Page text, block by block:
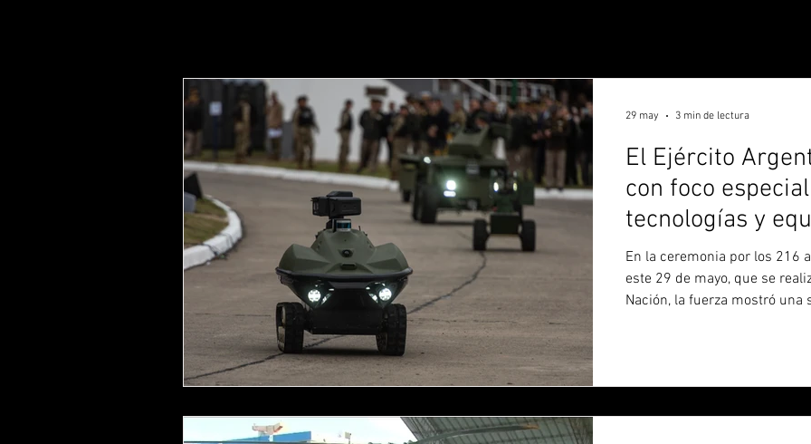
El Ejército
con foco
tecnologías y
En la ceremonia por los 216
este 29 de mayo, que se
Nación, la fuerza mostró una
desfile terrestre fueron los
29 may 3 min de lectura